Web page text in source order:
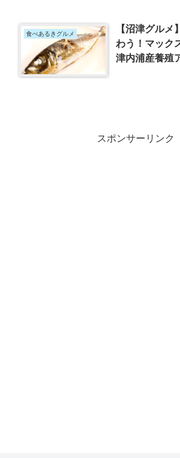
食べあるきグルメ
【沼津グルメ
わう！マック
津内浦産養殖
スポンサーリンク